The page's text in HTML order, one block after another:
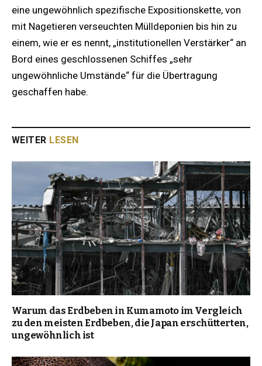
eine ungewöhnlich spezifische Expositionskette, von
mit Nagetieren verseuchten Mülldeponien bis hin zu
einem, wie er es nennt, „institutionellen Verstärker“ an
Bord eines geschlossenen Schiffes „sehr
ungewöhnliche Umstände“ für die Übertragung
geschaffen habe.
WEITER LESEN
Warum das Erdbeben in Kumamoto im Vergleich
zu den meisten Erdbeben, die Japan erschütterten,
ungewöhnlich ist